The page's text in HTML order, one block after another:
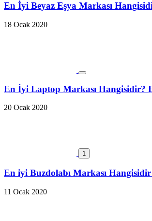
En İyi Beyaz Eşya Markası
18 Ocak 2020
En İyi Laptop Markası Hangisidir?
20 Ocak 2020
1
En iyi Buzdolabı Markası
11 Ocak 2020